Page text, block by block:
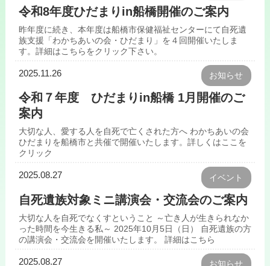
令和8年度ひだまりin船橋開催のご案内
昨年度に続き、本年度は船橋市保健福祉センターにて自死遺
族支援「わかちあいの会・ひだまり」を４回開催いたしま
す。詳細はこちらをクリック下さい。
2025.11.26 お知らせ
令和７年度 ひだまりin船橋 1月開催のご
案内
大切な人、愛する人を自死で亡くされた方へ わかちあいの会
ひだまりを船橋市と共催で開催いたします。詳しくはここを
クリック
2025.08.27 イベント
自死遺族対象ミニ講演会・交流会のご案内
大切な人を自死でなくすということ ～亡き人が生きられなか
った時間を今生きる私～ 2025年10月5日（日） 自死遺族の方
の講演会・交流会を開催いたします。 詳細はこちら
2025.08.27 お知らせ